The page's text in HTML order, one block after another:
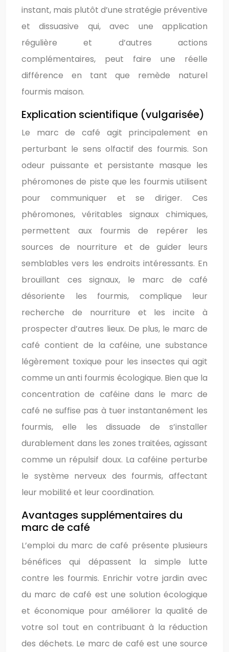
instant, mais plutôt d’une stratégie préventive
et dissuasive qui, avec une application
régulière et d’autres actions
complémentaires, peut faire une réelle
différence en tant que remède naturel
fourmis maison.
Explication scientifique (vulgarisée)
Le marc de café agit principalement en
perturbant le sens olfactif des fourmis. Son
odeur puissante et persistante masque les
phéromones de piste que les fourmis utilisent
pour communiquer et se diriger. Ces
phéromones, véritables signaux chimiques,
permettent aux fourmis de repérer les
sources de nourriture et de guider leurs
semblables vers les endroits intéressants. En
brouillant ces signaux, le marc de café
désoriente les fourmis, complique leur
recherche de nourriture et les incite à
prospecter d’autres lieux. De plus, le marc de
café contient de la caféine, une substance
légèrement toxique pour les insectes qui agit
comme un anti fourmis écologique. Bien que la
concentration de caféine dans le marc de
café ne suffise pas à tuer instantanément les
fourmis, elle les dissuade de s’installer
durablement dans les zones traitées, agissant
comme un répulsif doux. La caféine perturbe
le système nerveux des fourmis, affectant
leur mobilité et leur coordination.
Avantages supplémentaires du
marc de café
L’emploi du marc de café présente plusieurs
bénéfices qui dépassent la simple lutte
contre les fourmis. Enrichir votre jardin avec
du marc de café est une solution écologique
et économique pour améliorer la qualité de
votre sol tout en contribuant à la réduction
des déchets. Le marc de café est une source